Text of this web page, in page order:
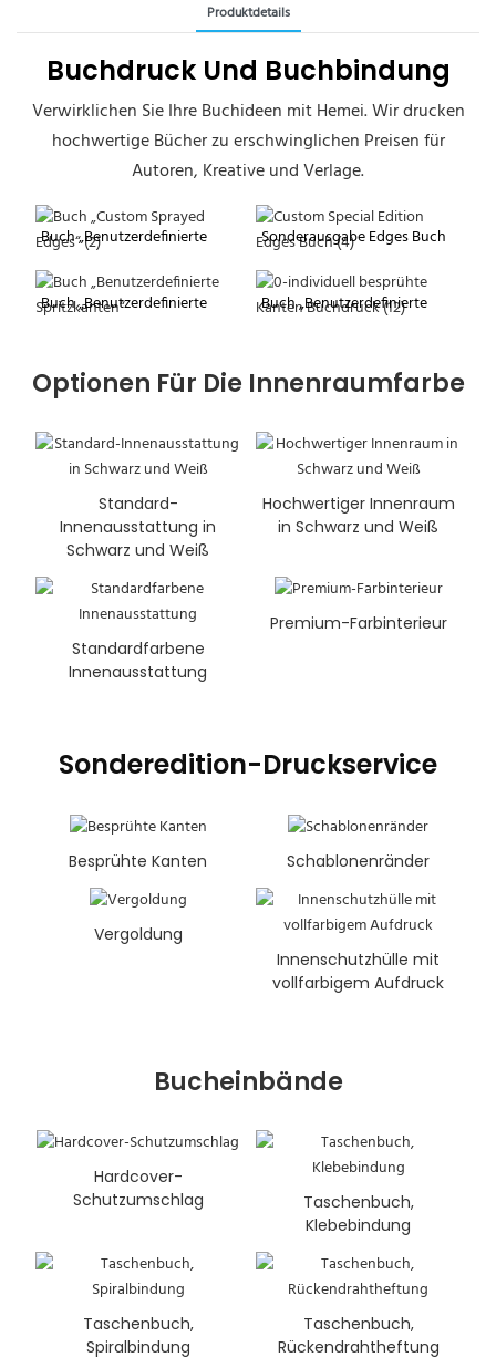
Produktdetails
Buchdruck Und Buchbindung
Verwirklichen Sie Ihre Buchideen mit Hemei. Wir drucken
hochwertige Bücher zu erschwinglichen Preisen für
Autoren, Kreative und Verlage.
Buch „Benutzerdefinierte
Sonderausgabe Edges Buch
Buch „Benutzerdefinierte
Buch „Benutzerdefinierte
Optionen Für Die Innenraumfarbe
Standard-
Innenausstattung in
Schwarz und Weiß
Hochwertiger Innenraum
in Schwarz und Weiß
Standardfarbene
Innenausstattung
Premium-Farbinterieur
Sonderedition-Druckservice
Besprühte Kanten Schablonenränder
Vergoldung
Innenschutzhülle mit
vollfarbigem Aufdruck
Bucheinbände
Hardcover-
Schutzumschlag
Taschenbuch,
Klebebindung
Taschenbuch,
Spiralbindung
Taschenbuch,
Rückendrahtheftung